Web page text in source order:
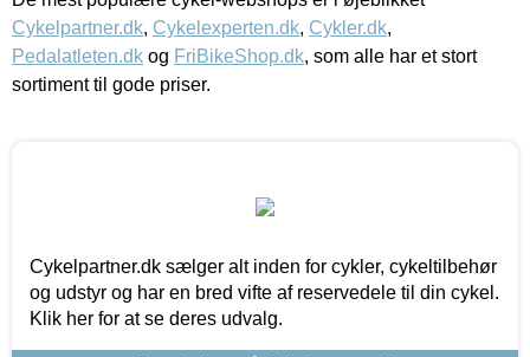
Cykelpartner.dk, Cykelexperten.dk, Cykler.dk,
Pedalatleten.dk og FriBikeShop.dk, som alle har et stort
sortiment til gode priser.
Cykelpartner.dk sælger alt inden for cykler, cykeltilbehør
og udstyr og har en bred vifte af reservedele til din cykel.
Klik her for at se deres udvalg.